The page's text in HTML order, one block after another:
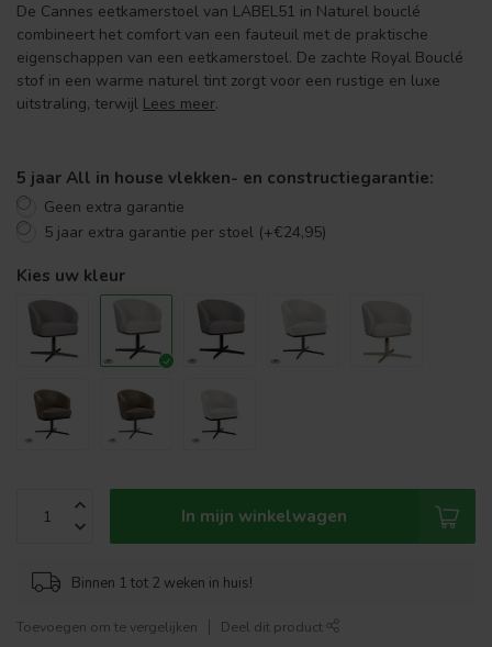
De Cannes eetkamerstoel van LABEL51 in Naturel bouclé
combineert het comfort van een fauteuil met de praktische
eigenschappen van een eetkamerstoel. De zachte Royal Bouclé
stof in een warme naturel tint zorgt voor een rustige en luxe
uitstraling, terwijl Lees meer.
5 jaar All in house vlekken- en constructiegarantie:
Geen extra garantie
5 jaar extra garantie per stoel (+€24,95)
Kies uw kleur
In mijn winkelwagen
Binnen 1 tot 2 weken in huis!
Toevoegen om te vergelijken Deel dit product